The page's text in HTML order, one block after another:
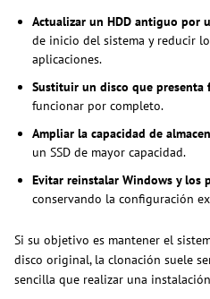
Actualizar un HDD antiguo por
de inicio del sistema y reducir
aplicaciones.
Sustituir un disco que presenta
funcionar por completo.
Ampliar la capacidad de
un SSD de mayor capacidad.
Evitar reinstalar Windows y los
conservando la configuración
Si su objetivo es mantener el
disco original, la clonación suele
sencilla que realizar una